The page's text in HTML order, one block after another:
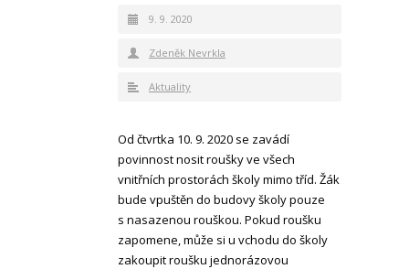
9. 9. 2020
Zdeněk Nevrkla
Aktuality
Od čtvrtka 10. 9. 2020 se zavádí
povinnost nosit roušky ve všech
vnitřních prostorách školy mimo tříd. Žák
bude vpuštěn do budovy školy pouze
s nasazenou rouškou. Pokud roušku
zapomene, může si u vchodu do školy
zakoupit roušku jednorázovou